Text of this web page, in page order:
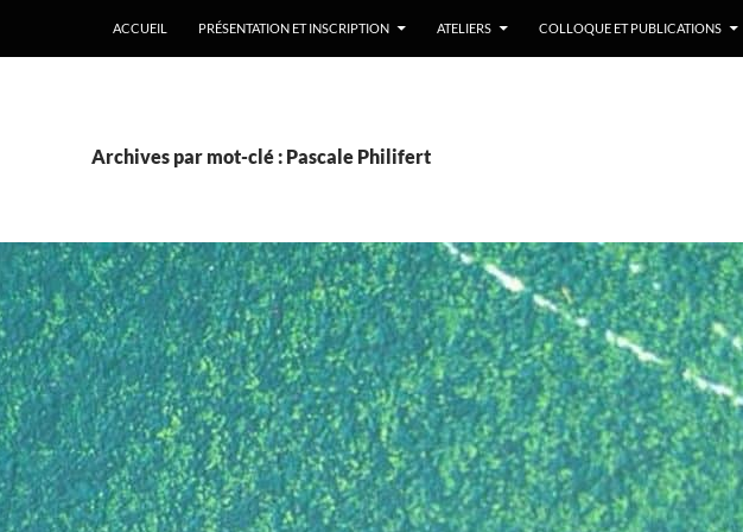
ACCUEIL PRÉSENTATION ET INSCRIPTION ATELIERS COLLOQUE ET PUBLICATIONS
Archives par mot-clé : Pascale Philifert